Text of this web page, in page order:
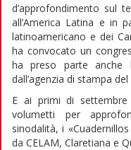
d’approfondimento sul
all’America Latina e in
latinoamericano e dei
ha convocato un
ha preso parte anche
dall’agenzia di stampa
E ai primi di
volumetti per
sinodalità, i
da CELAM, Claretiana e